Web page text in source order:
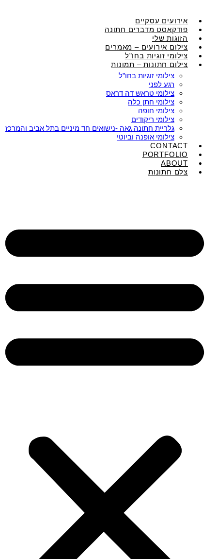
אירועים עסקיים
פודקאסט מדברים חתונה
הזוגות שלי
צילום אירועים – מאמרים
צילומי זוגיות בחו”ל
צילום חתונות – תמונות
צילומי זוגיות בחו”ל
רגע לפני
צילומי טראש דה דראס
צילומי חתן כלה
צילומי חופה
צילומי ריקודים
גלריית חתונה גאה -נישואים חד מיניים בתל אביב והמרכז
צילומי אופנה וביוטי
CONTACT
PORTFOLIO
ABOUT
צלם חתונות